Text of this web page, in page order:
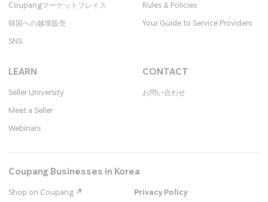
Coupangマーケットプレイス
韓国への越境販売
SNS
Rules & Policies
Your Guide to Service Providers
LEARN
Seller University
Meet a Seller
Webinars
CONTACT
お問い合わせ​
Coupang Businesses in Korea
Shop on Coupang Privacy Policy